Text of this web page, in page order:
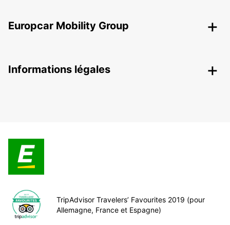
Europcar Mobility Group
Informations légales
TripAdvisor Travelers’ Favourites 2019 (pour
Allemagne, France et Espagne)